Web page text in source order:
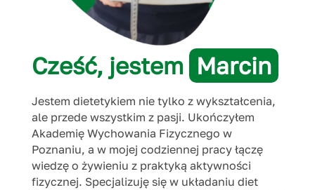
Cześć, jestem Marcin
Jestem dietetykiem nie tylko z wykształcenia,
ale przede wszystkim z pasji. Ukończyłem
Akademię Wychowania Fizycznego w
Poznaniu, a w mojej codziennej pracy łączę
wiedzę o żywieniu z praktyką aktywności
fizycznej. Specjalizuję się w układaniu diet